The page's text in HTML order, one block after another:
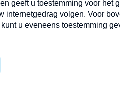
Heel Holland Bakt
Neem hier